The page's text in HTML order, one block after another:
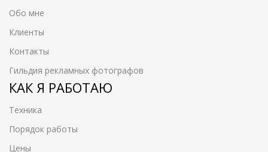
Обо мне
Клиенты
Контакты
Гильдия рекламных фотографов
КАК Я РАБОТАЮ
Техника
Порядок работы
Цены